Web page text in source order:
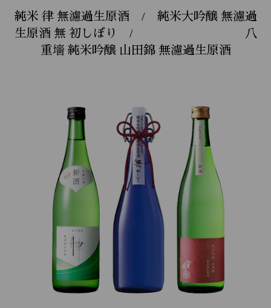
純米 律 無濾過生原酒 / 純米大吟醸 無濾過
生原酒 無 初しぼり / 八
重墻 純米吟醸 山田錦 無濾過生原酒